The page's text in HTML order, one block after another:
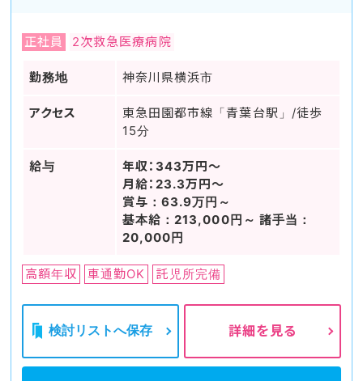
正社員 2次救急医療病院
勤務地 神奈川県横浜市
アクセス
東急田園都市線「青葉台駅」/徒歩
15分
給与
年収：343万円～
月給：23.3万円～
賞与：63.9万円～
基本給：213,000円～ 諸手当：
20,000円
高額年収 車通勤OK 託児所完備
検討リストへ保存 詳細を見る